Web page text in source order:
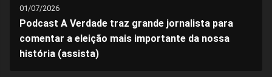
01/07/2026
Podcast A Verdade traz grande jornalista para
comentar a eleição mais importante da nossa
história (assista)